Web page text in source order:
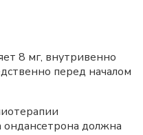
8 мг, внутривенно
перед началом
ондансетрона должна